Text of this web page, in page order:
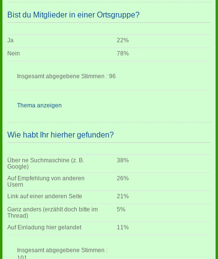
Bist du Mitglieder in einer Ortsgruppe?
Ja
22%
Nein
78%
Insgesamt abgegebene Stimmen : 96
Thema anzeigen
Wie habt Ihr hierher gefunden?
Über ne Suchmaschine (z. B.
Google)
38%
Auf Empfehlung von anderen
Usern
26%
Link auf einer anderen Seite
21%
Ganz anders (erzählt doch bitte im
Thread)
5%
Auf Einladung hier gelandet 11%
Insgesamt abgegebene Stimmen :